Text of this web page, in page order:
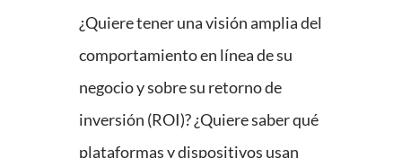
¿Quiere tener una visión amplia del
comportamiento en línea de su
negocio y sobre su retorno de
inversión (ROI)? ¿Quiere saber qué
plataformas y dispositivos usan